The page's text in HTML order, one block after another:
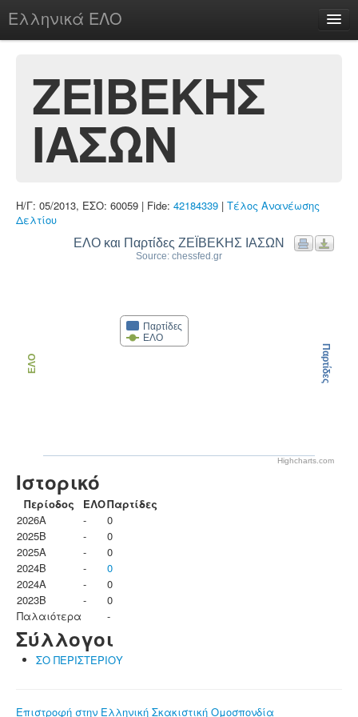
Ελληνικά ΕΛΟ
chesstu.be @ discord
Login
ΖΕΪΒΕΚΗΣ
ΙΑΣΩΝ
Η/Γ: 05/2013, ΕΣΟ: 60059 | Fide: 42184339 | Τέλος Ανανέωσης
Δελτίου
ΕΛΟ και Παρτίδες ΖΕΪΒΕΚΗΣ ΙΑΣΩΝ
Source: chessfed.gr
Παρτίδες
ΕΛΟ
ΕΛΟ Παρτίδες
Highcharts.com
Ιστορικό
Περίοδος ΕΛΟΠαρτίδες
2026A
-
0
2025B
-
0
2025A
-
0
2024B
-
0
2024A
-
0
2023B
-
0
Παλαιότερα
-
Σύλλογοι
ΣΟ ΠΕΡΙΣΤΕΡΙΟΥ
Επιστροφή στην Ελληνική Σκακιστική Ομοσπονδία